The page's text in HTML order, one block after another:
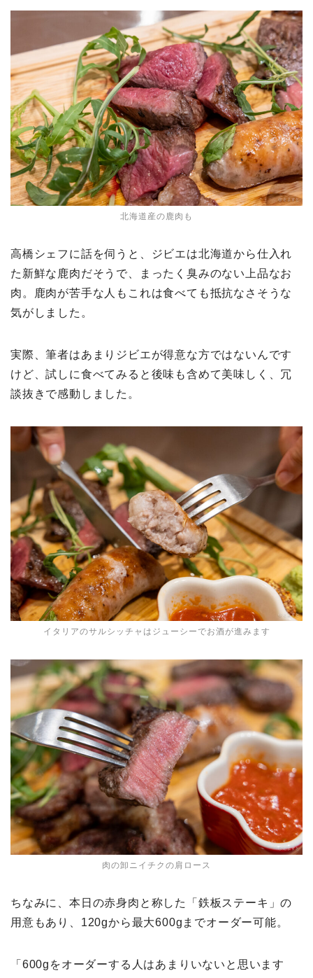
北海道産の鹿肉も
高橋シェフに話を伺うと、ジビエは北海道から仕入れ
た新鮮な鹿肉だそうで、まったく臭みのない上品なお
肉。鹿肉が苦手な人もこれは食べても抵抗なさそうな
気がしました。
実際、筆者はあまりジビエが得意な方ではないんです
けど、試しに食べてみると後味も含めて美味しく、冗
談抜きで感動しました。
イタリアのサルシッチャはジューシーでお酒が進みます
肉の卸ニイチクの肩ロース
ちなみに、本日の赤身肉と称した「鉄板ステーキ」の
用意もあり、120gから最大600gまでオーダー可能。
「600gをオーダーする人はあまりいないと思います